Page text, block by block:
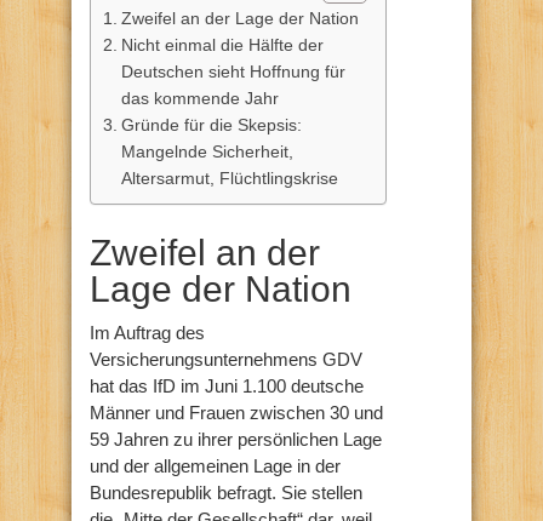
Zweifel an der Lage der Nation
Nicht einmal die Hälfte der
Deutschen sieht Hoffnung für
das kommende Jahr
Gründe für die Skepsis:
Mangelnde Sicherheit,
Altersarmut, Flüchtlingskrise
Zweifel an der
Lage der Nation
Im Auftrag des
Versicherungsunternehmens GDV
hat das IfD im Juni 1.100 deutsche
Männer und Frauen zwischen 30 und
59 Jahren zu ihrer persönlichen Lage
und der allgemeinen Lage in der
Bundesrepublik befragt. Sie stellen